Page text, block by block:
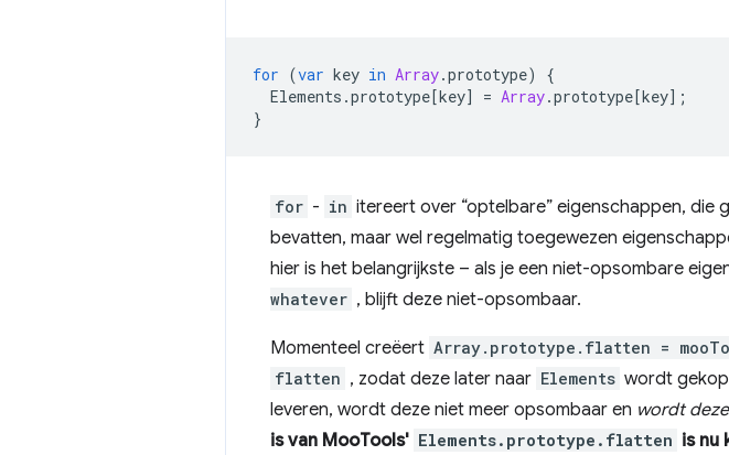
for (var key in Array.prototype)
{
Elements .prototype[key] = Array.prototype[key];
}
for - in itereert over “optelbare” eigenschappen, die
bevatten, maar wel regelmatig toegewezen
hier is het belangrijkste – als je een niet-opsombare
whatever , blijft deze niet-opsombaar.
Momenteel creëert Array.prototype.flatten =
flatten , zodat deze later naar Elements wordt
leveren, wordt deze niet meer opsombaar en wordt
is van MooTools' Elements.prototype.flatten is nu